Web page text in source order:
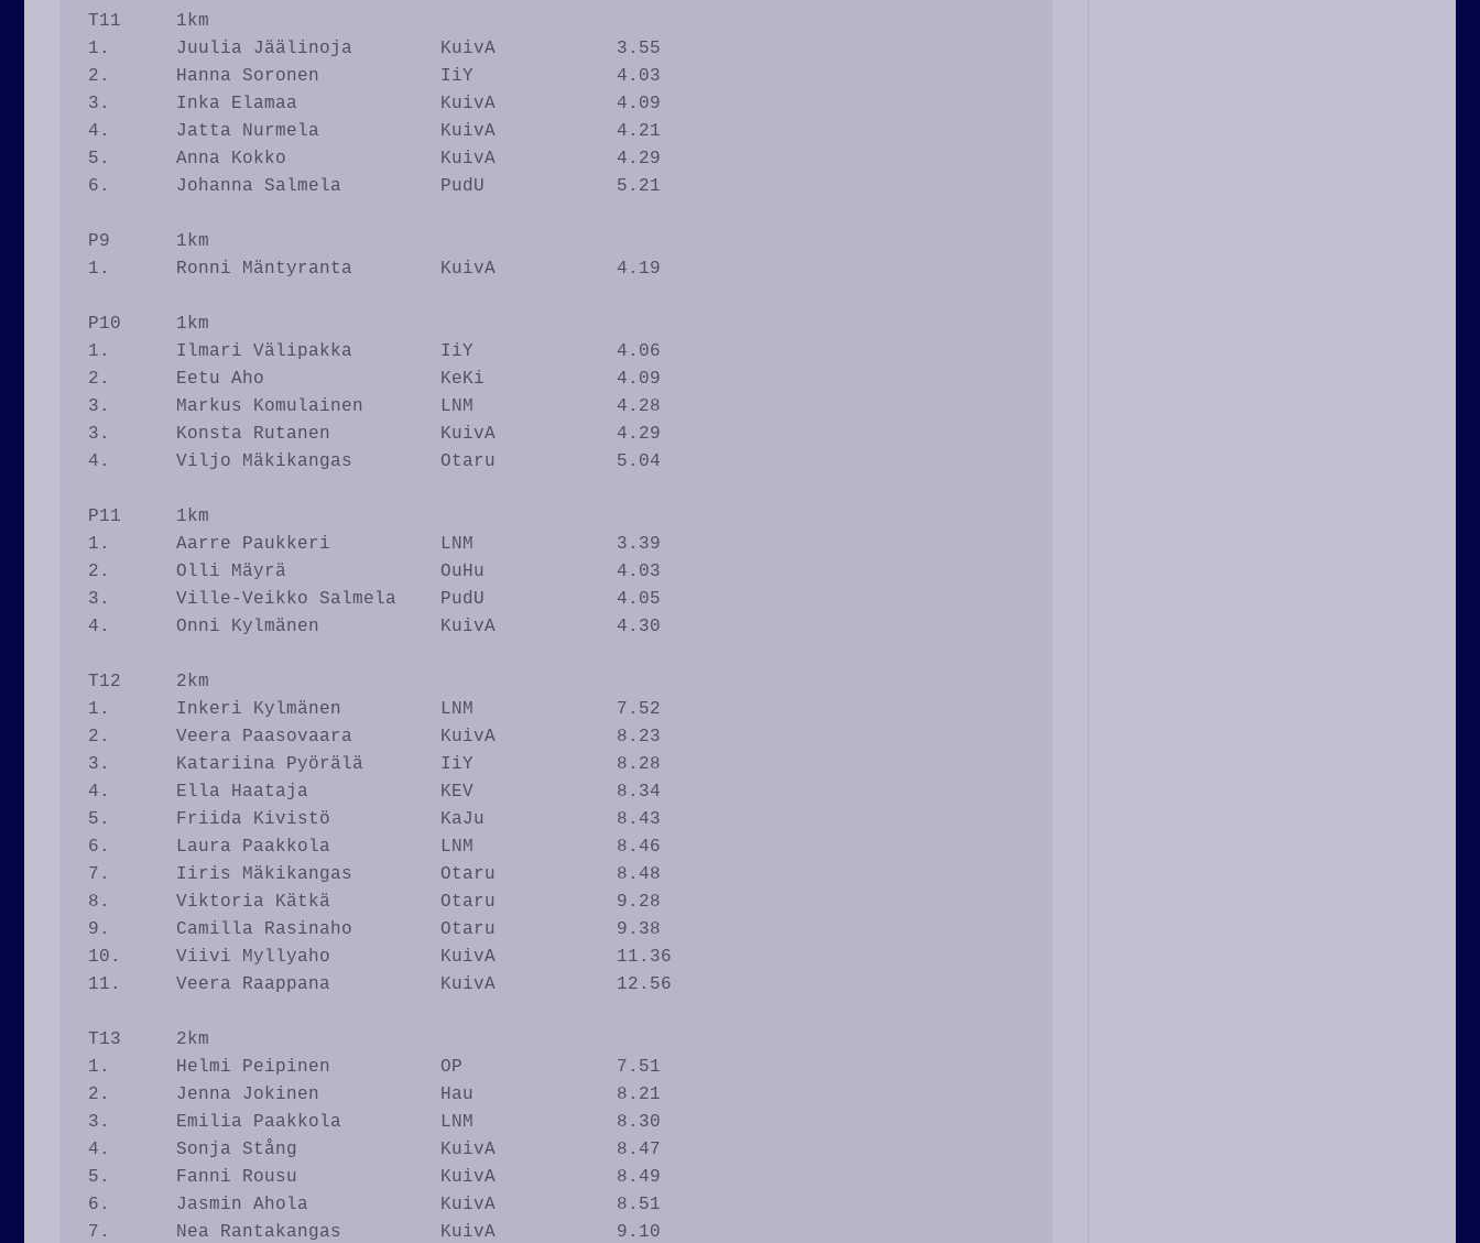
T11	1km
1.	Juulia Jäälinoja	KuivA		3.55
2.	Hanna Soronen		IiY		4.03
3.	Inka Elamaa		KuivA		4.09
4.	Jatta Nurmela		KuivA		4.21
5.	Anna Kokko		KuivA		4.29
6. 	Johanna Salmela		PudU		5.21
P9	1km
1.	Ronni Mäntyranta	KuivA		4.19
P10	1km
1.	Ilmari Välipakka	IiY		4.06
2.	Eetu Aho		KeKi		4.09
3.	Markus Komulainen	LNM		4.28
3.	Konsta Rutanen		KuivA		4.29
4.	Viljo Mäkikangas	Otaru		5.04
P11	1km
1.	Aarre Paukkeri		LNM		3.39
2.	Olli Mäyrä		OuHu		4.03
3.	Ville-Veikko Salmela 	PudU		4.05
4.	Onni Kylmänen		KuivA		4.30
T12	2km
1.	Inkeri Kylmänen		LNM		7.52
2.	Veera Paasovaara	KuivA		8.23
3.	Katariina Pyörälä	IiY		8.28
4.	Ella Haataja		KEV		8.34
5.	Friida Kivistö		KaJu		8.43
6.	Laura Paakkola		LNM		8.46
7.	Iiris Mäkikangas	Otaru		8.48
8.	Viktoria Kätkä		Otaru		9.28
9.	Camilla Rasinaho	Otaru		9.38
10.	Viivi Myllyaho		KuivA		11.36
11.	Veera Raappana		KuivA		12.56
T13	2km
1.	Helmi Peipinen		OP		7.51
2.	Jenna Jokinen		Hau		8.21
3.	Emilia Paakkola		LNM		8.30
4.	Sonja Stång		KuivA	        8.47
5.	Fanni Rousu		KuivA		8.49
6.	Jasmin Ahola		KuivA		8.51
7.	Nea Rantakangas		KuivA		9.10